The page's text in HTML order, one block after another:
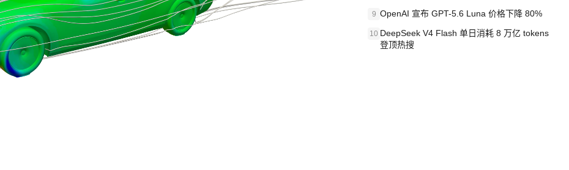
9 OpenAI 宣布 GPT-5.6 Luna 价格下降 80%
10 DeepSeek V4 Flash 单日消耗 8 万亿 tokens
登顶热搜